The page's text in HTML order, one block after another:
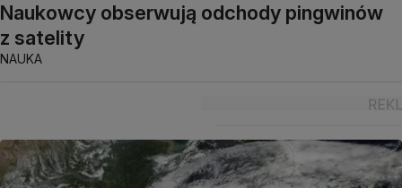
Naukowcy obserwują odchody pingwinów
z satelity
NAUKA